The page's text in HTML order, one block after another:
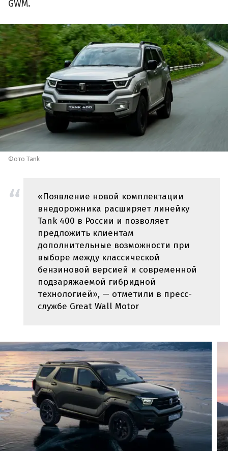
GWM.
Фото Tank
«Появление новой комплектации
внедорожника расширяет линейку
Tank 400 в России и позволяет
предложить клиентам
дополнительные возможности при
выборе между классической
бензиновой версией и современной
подзаряжаемой гибридной
технологией», — отметили в пресс-
службе Great Wall Motor